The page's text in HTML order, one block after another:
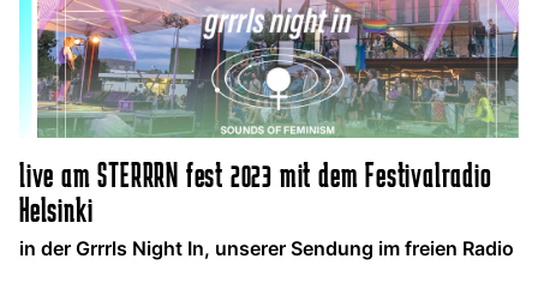
live am STERRRN fest 2023 mit dem Festivalradio
Helsinki
in der Grrrls Night In, unserer Sendung im freien Radio